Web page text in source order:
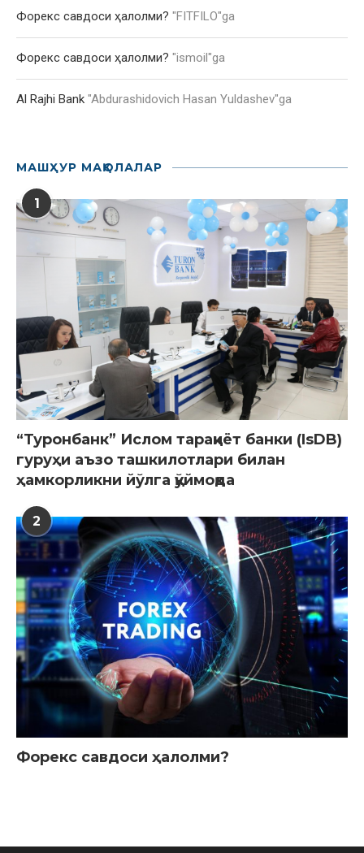
Форекс савдоси ҳалолми? "FITFILO"ga
Форекс савдоси ҳалолми? "ismoil"ga
Al Rajhi Bank "Abdurashidovich Hasan Yuldashev"ga
МАШҲУР МАҚОЛАЛАР
1
“Туронбанк” Ислом тараққиёт банки (IsDB)
гуруҳи аъзо ташкилотлари билан
ҳамкорликни йўлга қўймоқда
2
Форекс савдоси ҳалолми?